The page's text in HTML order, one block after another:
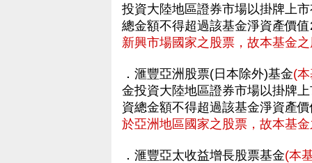
投資大陸地區證券市場以掛牌上
總金額不得超過該基金淨資產價
新興市場國家之股票，故本基金
．滙豐亞洲股票(日本除外)基金(
金投資大陸地區證券市場以掛牌
資總金額不得超過該基金淨資產
於亞洲地區國家之股票，故本基
．滙豐亞太收益增長股票基金(本